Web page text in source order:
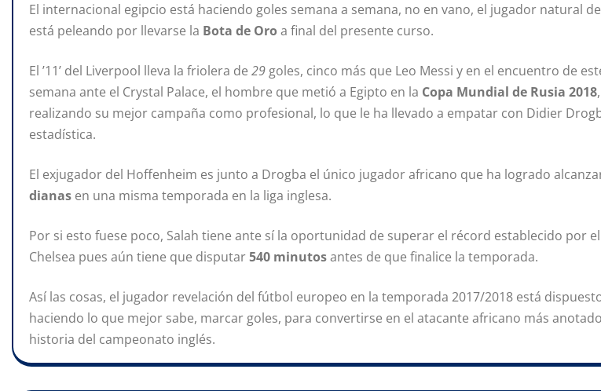
El internacional egipcio está haciendo goles semana a semana, no en vano, el jugador natural
está peleando por llevarse la Bota de Oro a final del presente curso.
El ’11’ del Liverpool lleva la friolera de 29 goles, cinco más que Leo Messi y en el encuentro de
semana ante el Crystal Palace, el hombre que metió a Egipto en la Copa Mundial de Rusia 2018
realizando su mejor campaña como profesional, lo que le ha llevado a empatar con Didier
estadística.
El exjugador del Hoffenheim es junto a Drogba el único jugador africano que ha logrado
dianas en una misma temporada en la liga inglesa.
Por si esto fuese poco, Salah tiene ante sí la oportunidad de superar el récord establecido por
Chelsea pues aún tiene que disputar540 minutosantes de que finalice la temporada.
Así las cosas, el jugador revelación del fútbol europeo en la temporada 2017/2018 está
haciendo lo que mejor sabe, marcar goles, para convertirse en el atacante africano más
historia del campeonato inglés.